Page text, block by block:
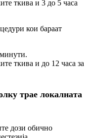
ткива и 3 до 5 часа
кои бараат
ткива и до 12 часа за
трае локалната
дози обично